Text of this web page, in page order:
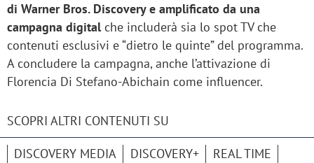
di Warner Bros. Discovery e amplificato da una
campagna digital che includerà sia lo spot TV che
contenuti esclusivi e “dietro le quinte” del programma.
A concludere la campagna, anche l’attivazione di
Florencia Di Stefano-Abichain come influencer.
SCOPRI ALTRI CONTENUTI SU
DISCOVERY MEDIA DISCOVERY+
REAL TIME